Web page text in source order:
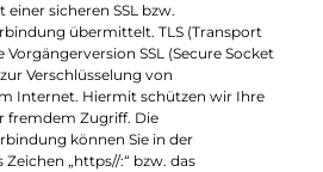
sicheren SSL bzw.
übermittelt. TLS (Transport
Vorgängerversion SSL (Secure Socket
Verschlüsselung von
Internet. Hiermit schützen wir Ihre
fremdem Zugriff. Die
können Sie in der
„https//:“ bzw. das